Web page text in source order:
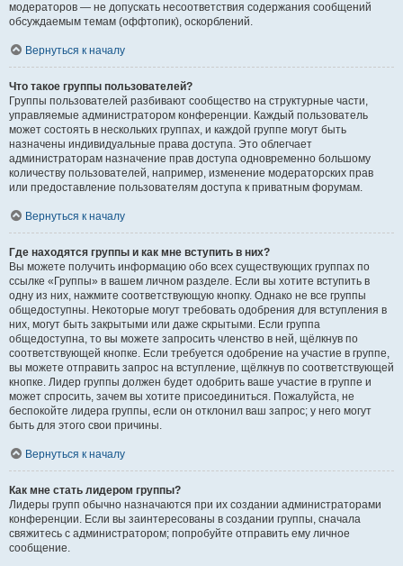
модераторов — не допускать несоответствия содержания сообщений
обсуждаемым темам (оффтопик), оскорблений.
Вернуться к началу
Что такое группы пользователей?
Группы пользователей разбивают сообщество на структурные части,
управляемые администратором конференции. Каждый пользователь
может состоять в нескольких группах, и каждой группе могут быть
назначены индивидуальные права доступа. Это облегчает
администраторам назначение прав доступа одновременно большому
количеству пользователей, например, изменение модераторских прав
или предоставление пользователям доступа к приватным форумам.
Вернуться к началу
Где находятся группы и как мне вступить в них?
Вы можете получить информацию обо всех существующих группах по
ссылке «Группы» в вашем личном разделе. Если вы хотите вступить в
одну из них, нажмите соответствующую кнопку. Однако не все группы
общедоступны. Некоторые могут требовать одобрения для вступления в
них, могут быть закрытыми или даже скрытыми. Если группа
общедоступна, то вы можете запросить членство в ней, щёлкнув по
соответствующей кнопке. Если требуется одобрение на участие в группе,
вы можете отправить запрос на вступление, щёлкнув по соответствующей
кнопке. Лидер группы должен будет одобрить ваше участие в группе и
может спросить, зачем вы хотите присоединиться. Пожалуйста, не
беспокойте лидера группы, если он отклонил ваш запрос; у него могут
быть для этого свои причины.
Вернуться к началу
Как мне стать лидером группы?
Лидеры групп обычно назначаются при их создании администраторами
конференции. Если вы заинтересованы в создании группы, сначала
свяжитесь с администратором; попробуйте отправить ему личное
сообщение.